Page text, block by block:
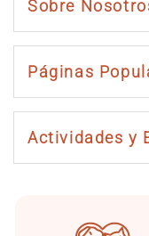
Sobre
Páginas
Actividades y